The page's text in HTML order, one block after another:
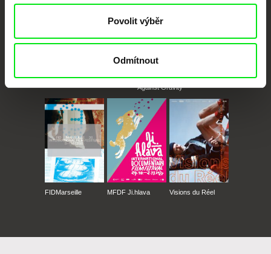
Povolit výběr
Odmítnout
CPH:DOX Doclisboa
Millennium Docs
Against Gravity
DOK Leipzig
FIDMarseille MFDF Ji.hlava Visions du Réel